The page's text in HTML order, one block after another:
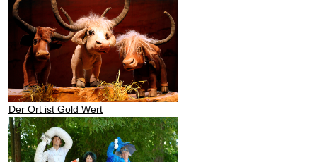
Der Ort ist Gold Wert